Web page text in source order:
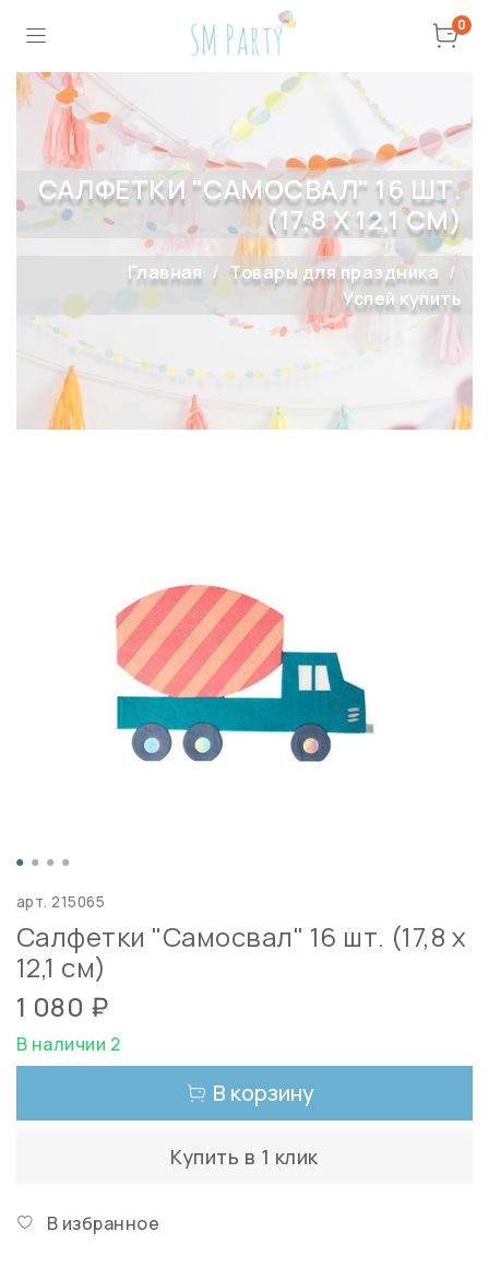
0
САЛФЕТКИ "САМОСВАЛ" 16 ШТ.
(17,8 Х 12,1 СМ)
Главная
Товары для праздника
Успей купить
арт.215065
Салфетки "Самосвал" 16 шт. (17,8 х
12,1 см)
1 080 ₽
В наличии 2
В корзину
Купить в 1 клик
В избранное